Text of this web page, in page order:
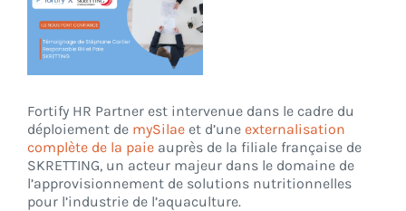
Support
l'image
agrandie
Fortify HR Partner est intervenue dans le cadre du
déploiement de mySilae et d’une externalisation
complète de la paie auprès de la filiale française de
SKRETTING, un acteur majeur dans le domaine de
l’approvisionnement de solutions nutritionnelles
pour l’industrie de l’aquaculture.